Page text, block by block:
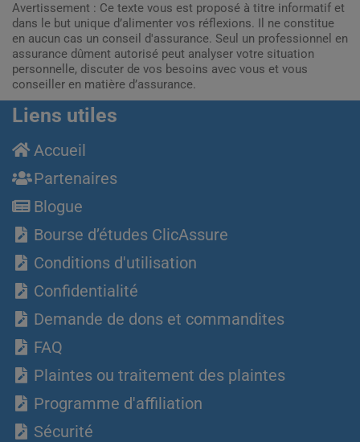
Avertissement : Ce texte vous est proposé à titre informatif et
dans le but unique d’alimenter vos réflexions. Il ne constitue
en aucun cas un conseil d'assurance. Seul un professionnel en
assurance dûment autorisé peut analyser votre situation
personnelle, discuter de vos besoins avec vous et vous
conseiller en matière d’assurance.
Liens utiles
Accueil
Partenaires
Blogue
Bourse d’études ClicAssure
Conditions d'utilisation
Confidentialité
Demande de dons et commandites
FAQ
Plaintes ou traitement des plaintes
Programme d'affiliation
Sécurité